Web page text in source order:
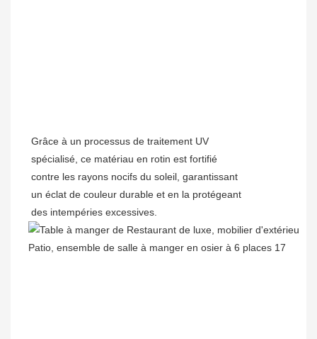
Grâce à un processus de traitement UV
spécialisé, ce matériau en rotin est fortifié
contre les rayons nocifs du soleil, garantissant
un éclat de couleur durable et en la protégeant
des intempéries excessives.